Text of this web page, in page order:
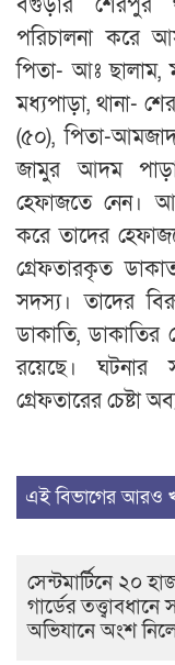
পরিচালনা করে
পিতা- আঃ ছালাম,
মধ্যপাড়া, থানা-
(৫০), পিতা-
জামুর আদম
হেফাজতে নেন।
করে তাদের
গ্রেফতারকৃত
সদস্য। তাদের
ডাকাতি, ডাকাতির
রয়েছে। ঘটনার
গ্রেফতারের চেষ্টা
এই বিভাগের আরও
সেন্টমার্টিনে ২০
গার্ডের
অভিযানে অংশ